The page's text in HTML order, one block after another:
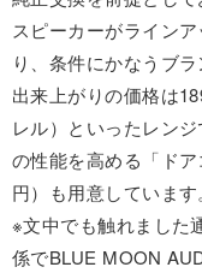
スピーカーがライン
り、条件にかなうブ
出来上がりの価格は
レル）といったレン
の性能を高める「ド
円）も用意しています
※文中でも触れました
係でBLUE MOON